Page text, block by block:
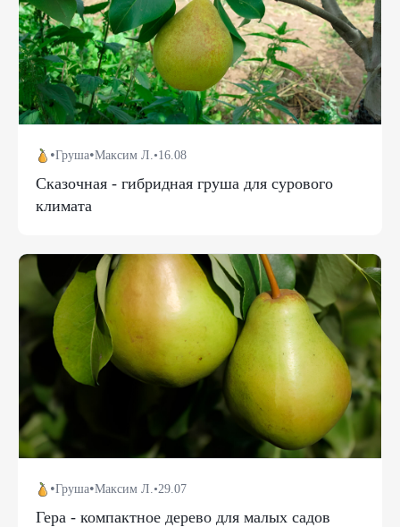
•Груша•Максим Л.•16.08
Сказочная - гибридная груша для сурового
климата
•Груша•Максим Л.•29.07
Гера - компактное дерево для малых садов